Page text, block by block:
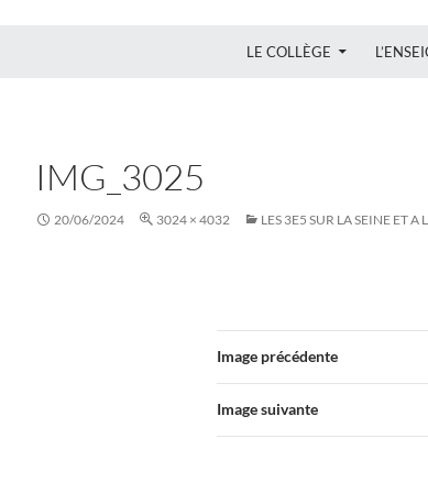
LE COLLÈGE
IMG_3025
20/06/2024 3024 × 4032 LES 3E5 SUR LA SEINE ET
Image précédente
Image suivante